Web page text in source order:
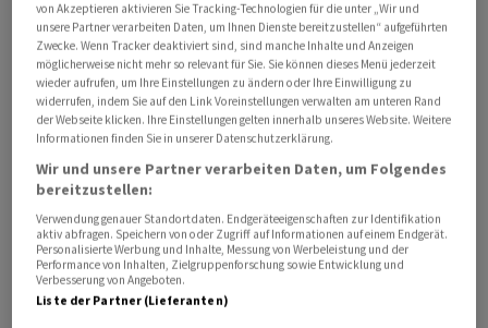
Enttäuschendes Schlussquartal
Will man den Analysten Glauben schenken, dann ist die
Liste der Enttäuschungen lang.
Wie die UBS schreibt, wies die viel beachtete
Entwicklung der Absatzvolumen im vierten Quartal
eher mageren Plus von 0,4 Prozent seien die
Erwartungen allerdings klar verfehlt worden. Der
Grossbank zufolge lagen die durchschnittlichen
Erwartungen bei einem Wachstum von 1,4 Prozent. Sie
von Akzeptieren aktivieren Sie Tracking-Technologien für die unter „Wir und
unsere Partner verarbeiten Daten, um Ihnen Dienste bereitzustellen“ aufgeführten
Zwecke. Wenn Tracker deaktiviert sind, sind manche Inhalte und Anzeigen
möglicherweise nicht mehr so relevant für Sie. Sie können dieses Menü jederzeit
wieder aufrufen, um Ihre Einstellungen zu ändern oder Ihre Einwilligung zu
widerrufen, indem Sie auf den Link Voreinstellungen verwalten am unteren Rand
der Webseite klicken. Ihre Einstellungen gelten innerhalb unseres Website. Weitere
Informationen finden Sie in unserer Datenschutzerklärung.
Wir und unsere Partner verarbeiten Daten, um Folgendes
bereitzustellen:
Verwendung genauer Standortdaten. Endgeräteeigenschaften zur Identifikation
aktiv abfragen. Speichern von oder Zugriff auf Informationen auf einem Endgerät.
Personalisierte Werbung und Inhalte, Messung von Werbeleistung und der
Performance von Inhalten, Zielgruppenforschung sowie Entwicklung und
Verbesserung von Angeboten.
Liste der Partner (Lieferanten)